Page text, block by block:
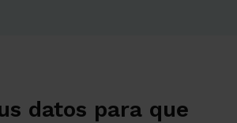
datos para que